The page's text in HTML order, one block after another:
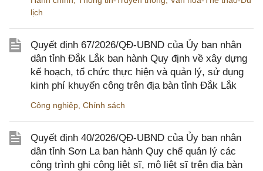
lịch
Quyết định 67/2026/QĐ-UBND của Ủy ban nhân
dân tỉnh Đắk Lắk ban hành Quy định về xây dựng
kế hoạch, tổ chức thực hiện và quản lý, sử dụng
kinh phí khuyến công trên địa bàn tỉnh Đắk Lắk
Công nghiệp Chính sách
Quyết định 40/2026/QĐ-UBND của Ủy ban nhân
dân tỉnh Sơn La ban hành Quy chế quản lý các
công trình ghi công liệt sĩ, mộ liệt sĩ trên địa bàn